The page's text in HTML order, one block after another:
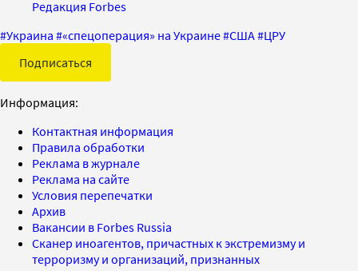
Редакция Forbes
#Украина #«спецоперация» на Украине#США#ЦРУ
Подписаться
Информация:
Контактная информация
Правила обработки
Реклама в журнале
Реклама на сайте
Условия перепечатки
Архив
Вакансии в Forbes Russia
Сканер иноагентов, причастных к экстремизму и
терроризму и организаций, признанных